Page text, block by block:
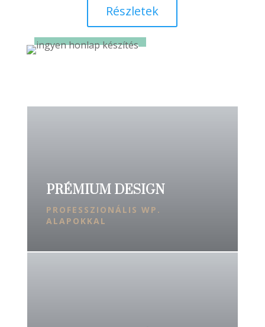
Részletek
PRÉMIUM DESIGN
PROFESSZIONÁLIS WP.
ALAPOKKAL